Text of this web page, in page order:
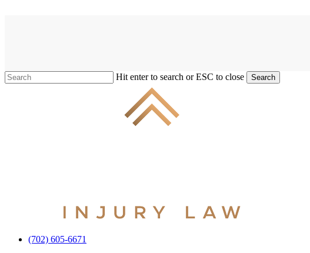
Hit enter to search or ESC to close Search
(702) 605-6671